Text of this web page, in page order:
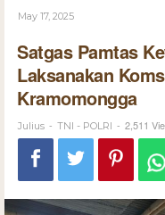
May 17, 2025
Satgas Pamtas
Laksanakan
Kramomongga
Julius - TNI - POLRI - 2,511